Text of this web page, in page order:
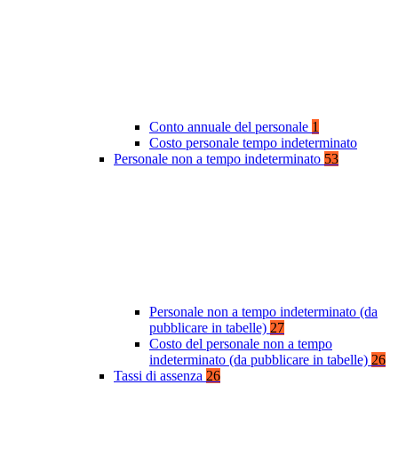
Conto annuale del personale 1
Costo personale tempo indeterminato
Personale non a tempo indeterminato 53
Personale non a tempo indeterminato (da
pubblicare in tabelle) 27
Costo del personale non a tempo
indeterminato (da pubblicare in tabelle) 26
Tassi di assenza 26